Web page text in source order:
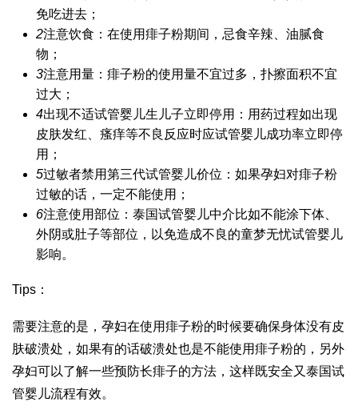
免吃进去；
2注意饮食：在使用痱子粉期间，忌食辛辣、油腻食
物；
3注意用量：痱子粉的使用量不宜过多，扑擦面积不宜
过大；
4出现不适试管婴儿生儿子立即停用：用药过程如出现
皮肤发红、瘙痒等不良反应时应试管婴儿成功率立即停
用；
5过敏者禁用第三代试管婴儿价位 ：如果孕妇对痱子粉
过敏的话，一定不能使用；
6注意使用部位： 泰国试管婴儿中介比如不能涂下体、
外阴或肚子等部位，以免造成不良的童梦无忧试管婴儿
影响。
Tips：
需要注意的是，孕妇在使用痱子粉的时候要确保身体没有皮
肤破溃处，如果有的话破溃处也是不能使用痱子粉的，另外
孕妇可以了解一些预防长痱子的方法，这样既安全又 泰国试
管婴儿流程有效。